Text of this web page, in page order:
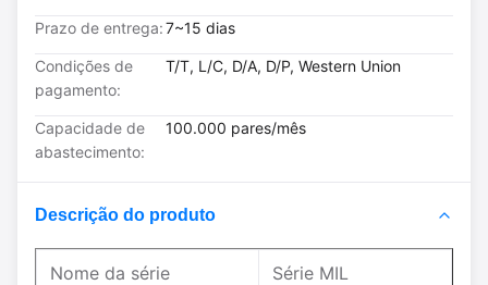
Prazo de entrega:7~15 dias
Condições de
pagamento:
T/T, L/C, D/A, D/P, Western Union
Capacidade de
abastecimento:
100.000 pares/mês
Descrição do produto
Nome da série Série MIL